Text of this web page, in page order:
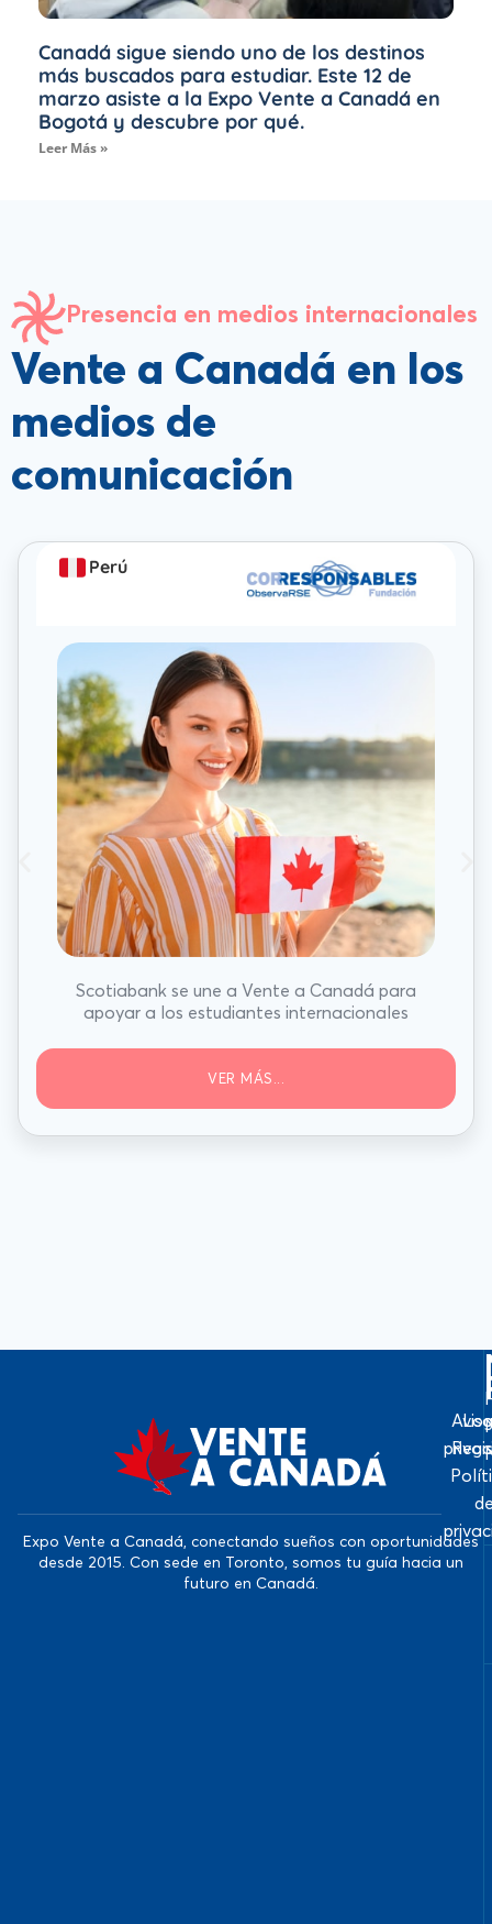
Canadá sigue siendo uno de los destinos
más buscados para estudiar. Este 12 de
marzo asiste a la Expo Vente a Canadá en
Bogotá y descubre por qué.
Leer Más »
Presencia en medios internacionales
Vente a Canadá en los
medios de
comunicación
Perú
Scotiabank se une a Vente a Canadá para
apoyar a los estudiantes internacionales
VER MÁS...
Expo Vente a Canadá, conectando sueños con oportunidades
desde 2015. Con sede en Toronto, somos tu guía hacia un
futuro en Canadá.